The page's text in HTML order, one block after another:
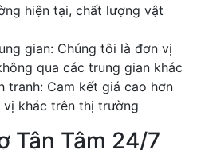
hiện tại, chất lượng vật
gian: Chúng tôi là đơn vị
qua các trung gian khác
tranh: Cam kết giá cao hơn
khác trên thị trường
Tận Tâm 24/7